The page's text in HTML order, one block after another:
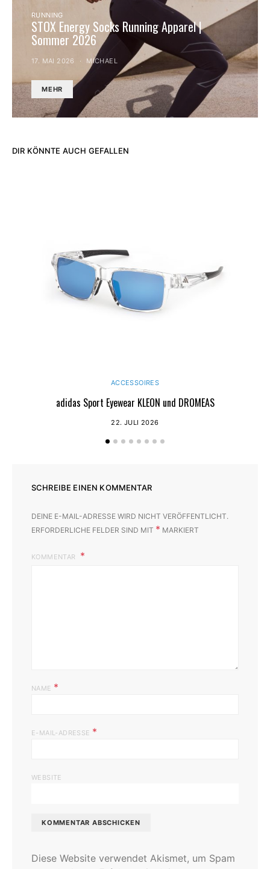
RUNNING
STOX Energy Socks Running Apparel |
Sommer 2026
17. MAI 2026 MICHAEL
MEHR
DIR KÖNNTE AUCH GEFALLEN
ACCESSOIRES
adidas Sport Eyewear KLEON und DROMEAS
22. JULI 2026
SCHREIBE EINEN KOMMENTAR
DEINE E-MAIL-ADRESSE WIRD NICHT VERÖFFENTLICHT.
ERFORDERLICHE FELDER SIND MIT * MARKIERT
KOMMENTAR
NAME *
E-MAIL-ADRESSE *
WEBSITE
Diese Website verwendet Akismet, um Spam